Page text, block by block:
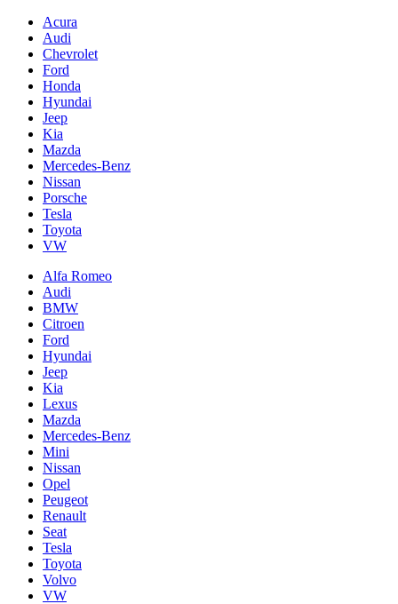
Acura
Audi
Chevrolet
Ford
Honda
Hyundai
Jeep
Kia
Mazda
Mercedes-Benz
Nissan
Porsche
Tesla
Toyota
VW
Alfa Romeo
Audi
BMW
Citroen
Ford
Hyundai
Jeep
Kia
Lexus
Mazda
Mercedes-Benz
Mini
Nissan
Opel
Peugeot
Renault
Seat
Tesla
Toyota
Volvo
VW